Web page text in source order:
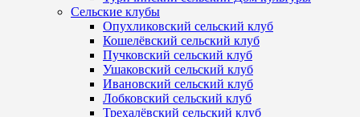
Сельские клубы
Опухликовский сельский клуб
Кошелёвский сельский клуб
Пучковский сельский клуб
Ушаковский сельский клуб
Ивановский сельский клуб
Лобковский сельский клуб
Трехалёвский сельский клуб